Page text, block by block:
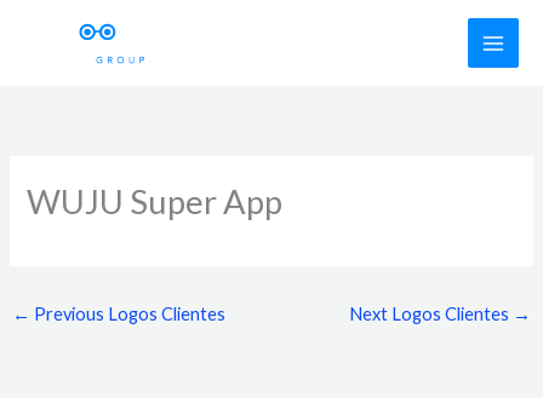
WUJU Super App
← Previous Logos Clientes Next Logos Clientes →